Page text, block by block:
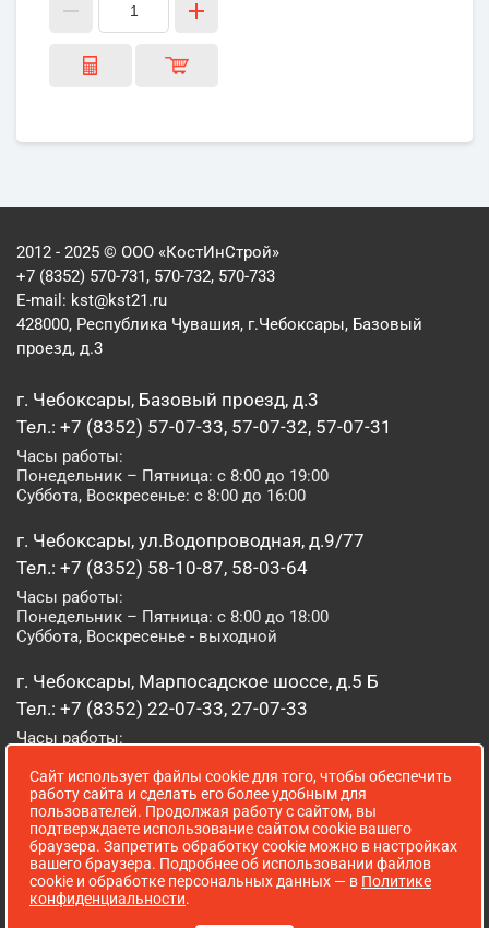
2012 - 2025 © ООО «КостИнСтрой»
+7 (8352) 570-731, 570-732, 570-733
E-mail: kst@kst21.ru
428000, Республика Чувашия, г.Чебоксары, Базовый
проезд, д.3
г. Чебоксары, Базовый проезд, д.3
Тел.: +7 (8352) 57-07-33, 57-07-32, 57-07-31
Часы работы:
Понедельник – Пятница: с 8:00 до 19:00
Суббота, Воскресенье: с 8:00 до 16:00
г. Чебоксары, ул.Водопроводная, д.9/77
Тел.: +7 (8352) 58-10-87, 58-03-64
Часы работы:
Понедельник – Пятница: с 8:00 до 18:00
Суббота, Воскресенье - выходной
г. Чебоксары, Марпосадское шоссе, д.5 Б
Тел.: +7 (8352) 22-07-33, 27-07-33
Часы работы:
Суббота, Воскресенье: с 8:00 до 16:00
г. Йошкар-Ола, ул. Луначарского, д. 52 А
Тел.: (8362) 41-07-31
Часы работы:
Понедельник – Пятница: с 8:00 до 18:00
Сайт использует файлы cookie для того, чтобы обеспечить
работу сайта и сделать его более удобным для
пользователей. Продолжая работу с сайтом, вы
подтверждаете использование сайтом cookie вашего
браузера. Запретить обработку cookie можно в настройках
вашего браузера. Подробнее об использовании файлов
cookie и обработке персональных данных — в Политике
конфиденциальности.